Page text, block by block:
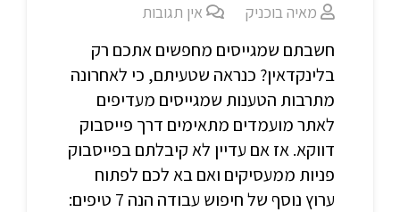
מאיה בוכניק אין תגובות
חשבתם שמגייסים מחפשים אתכם רק
בלינקדאין? כנראה שטעיתם, כי לאחרונה
מתרבות הטענות שמגייסים מעדיפים
לאתר מועמדים מתאימים דרך פייסבוק
דווקא. אז אם עדיין לא קיבלתם בפייסבוק
פניות ממעסיקים ואם בא לכם לפתוח
ערוץ נוסף של חיפוש עבודה הנה 7 טיפים: